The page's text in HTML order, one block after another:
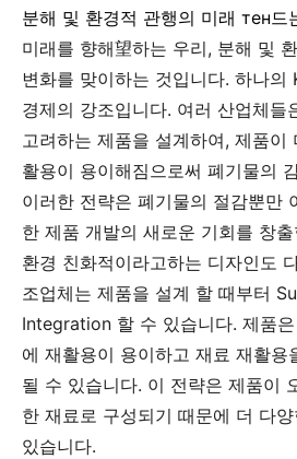
분해 및 환경적 관행의 미래 тен드
미래를 향해望하는 우리, 분해 및
변화를 맞이하는 것입니다. 하나의
경제의 강조입니다. 여러 산업체들
고려하는 제품을 설계하여, 제품이
활용이 용이해짐으로써 폐기물의
이러한 전략은 폐기물의 절감뿐만
한 제품 개발의 새로운 기회를 창출
환경 친화적이라고하는 디자인도
조업체는 제품을 설계 할 때부터
Integration 할 수 있습니다. 제품
에 재활용이 용이하고 재료 재활용
될 수 있습니다. 이 전략은 제품이
한 재료로 구성되기 때문에 더 다
있습니다.